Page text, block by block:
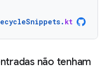
. kt
não tenham